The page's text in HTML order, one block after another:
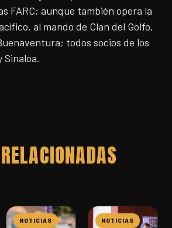
FARC; aunque también opera la
al mando de Clan del Golfo,
todos socios de los
Sinaloa.
RELACIONADAS
NOTICIAS NOTICIAS